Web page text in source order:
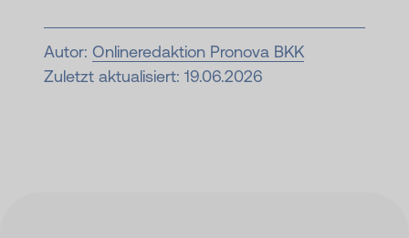
Autor: Onlineredaktion Pronova BKK
Zuletzt aktualisiert: 19.06.2026